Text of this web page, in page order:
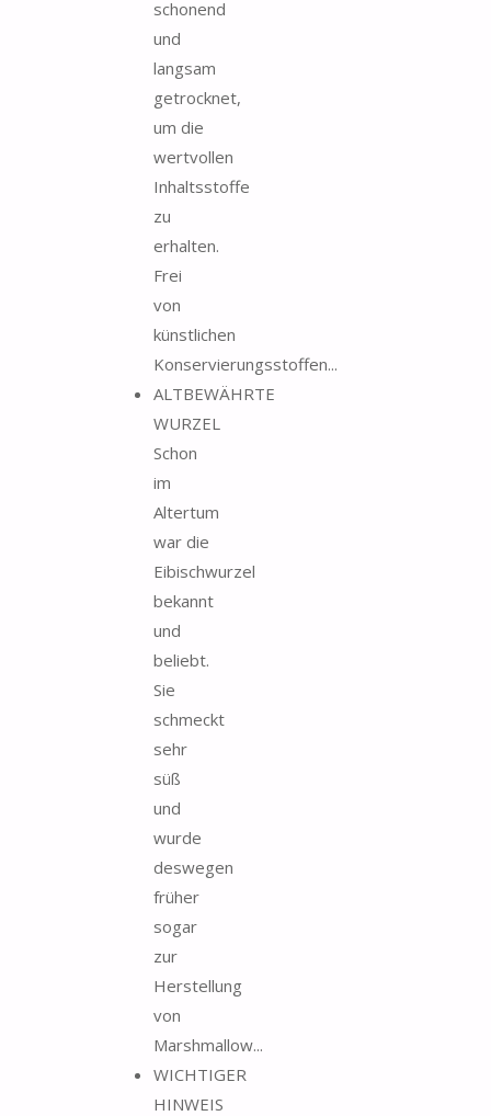
schonend
und
langsam
getrocknet,
um die
wertvollen
Inhaltsstoffe
zu
erhalten.
Frei
von
künstlichen
Konservierungsstoffen...
ALTBEWÄHRTE
WURZEL
Schon
im
Altertum
war die
Eibischwurzel
bekannt
und
beliebt.
Sie
schmeckt
sehr
süß
und
wurde
deswegen
früher
sogar
zur
Herstellung
von
Marshmallow...
WICHTIGER
HINWEIS